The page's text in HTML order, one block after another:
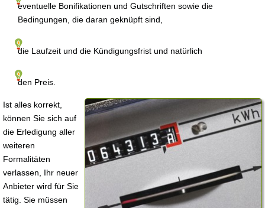
eventuelle Bonifikationen und Gutschriften sowie die
Bedingungen, die daran geknüpft sind,
die Laufzeit und die Kündigungsfrist und natürlich
den Preis.
Ist alles korrekt,
können Sie sich auf
die Erledigung aller
weiteren
Formalitäten
verlassen, Ihr neuer
Anbieter wird für Sie
tätig. Sie müssen